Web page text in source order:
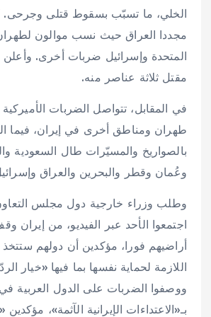
الخلي، ما تسبّب بسقوط قتلى وجرحى.
مجددا العراق حيث نسب موالون لطهران
المتحدة وإسرائيل ضربات أخرى. وأعلن
مقتل ثلاثة عناصر منه.
في المقابل، تتواصل الضربات الأميركية
طهران ومناطق أخرى في إيران، فيما
بالصواريخ والمسيّرات طال السعودية
وعُمان وقطر والبحرين والعراق
وطلب وزراء خارجية دول مجلس
اجتمعوا الأحد عبر الفيديو، من إيران
أراضيهم فورا، مؤكدين أن دولهم ستتخذ
اللازمة لحماية نفسها بما فيها «خيار
ووصفوا الضربات على الدول العربية
بـ«الاعتداءات الإيرانية الآثمة»،